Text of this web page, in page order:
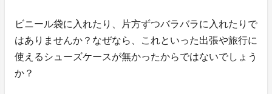
ビニール袋に入れたり、片方ずつバラバラに入れたりで
はありませんか？なぜなら、これといった出張や旅行に
使えるシューズケースが無かったからではないでしょう
か？